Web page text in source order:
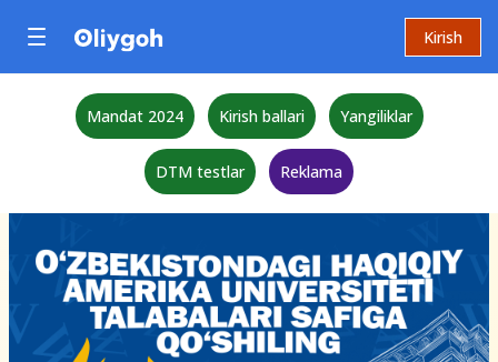
Kirish
Mandat 2024 Kirish ballari Yangiliklar
DTM testlar Reklama